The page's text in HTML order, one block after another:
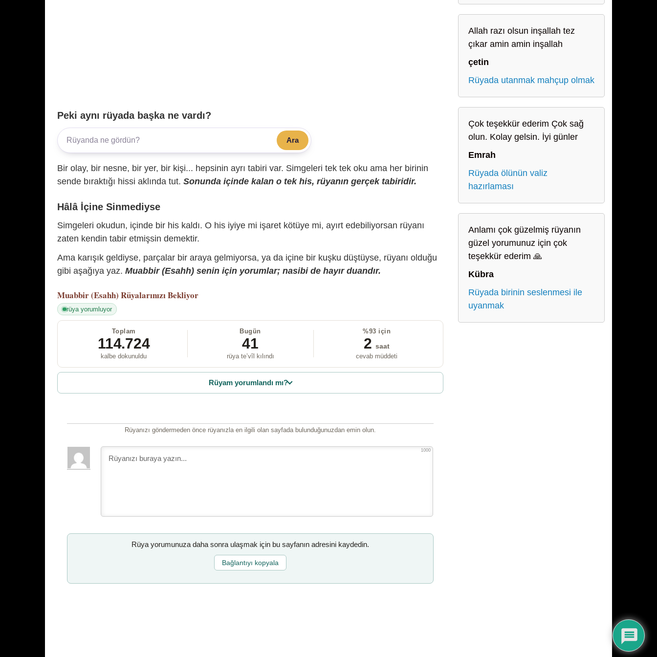
Peki aynı rüyada başka ne vardı?
Ara
Bir olay, bir nesne, bir yer, bir kişi... hepsinin ayrı tabiri var. Simgeleri tek tek oku ama her birinin
sende bıraktığı hissi aklında tut. Sonunda içinde kalan o tek his, rüyanın gerçek tabiridir.
Hâlâ İçine Sinmediyse
Simgeleri okudun, içinde bir his kaldı. O his iyiye mi işaret kötüye mi, ayırt edebiliyorsan rüyanı
zaten kendin tabir etmişsin demektir.
Ama karışık geldiyse, parçalar bir araya gelmiyorsa, ya da içine bir kuşku düştüyse, rüyanı olduğu
gibi aşağıya yaz. Muabbir (Esahh) senin için yorumlar; nasibi de hayır duandır.
Muabbir (Esahh) Rüyalarınızı Bekliyor
rüya yorumluyor
Toplam
114.724
kalbe dokunuldu
Bugün
41
rüya te’vîl kılındı
%93 için
2 saat
cevab müddeti
Rüyam yorumlandı mı?
Rüyanızı göndermeden önce rüyanızla en ilgili olan sayfada bulunduğunuzdan emin olun.
1000
Rüya yorumunuza daha sonra ulaşmak için bu sayfanın adresini kaydedin.
Bağlantıyı kopyala
Allah razı olsun inşallah tez
çıkar amin amin inşallah
çetin
Rüyada utanmak mahçup olmak
Çok teşekkür ederim Çok sağ
olun. Kolay gelsin. İyi günler
Emrah
Rüyada ölünün valiz
hazırlaması
Anlamı çok güzelmiş rüyanın
güzel yorumunuz için çok
teşekkür ederim 🙏
Kübra
Rüyada birinin seslenmesi ile
uyanmak